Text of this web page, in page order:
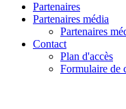
Partenaires
Partenaires média
Partenaires
Contact
Plan d'accès
Formulaire de